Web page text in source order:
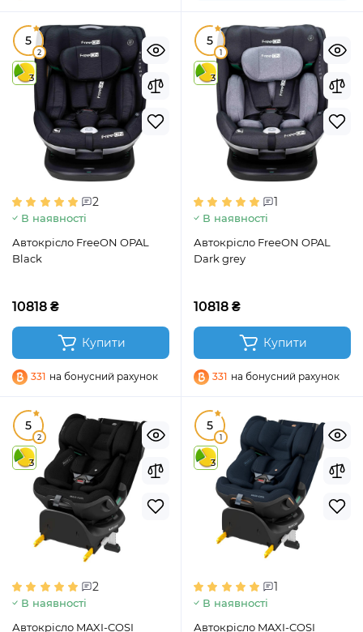
5
2
3
2
В наявності
Автокрісло FreeON OPAL
Black
10818 ₴
Купити
331 на бонусний рахунок
5
1
3
1
В наявності
Автокрісло FreeON OPAL
Dark grey
10818 ₴
Купити
331 на бонусний рахунок
5
2
3
2
В наявності
Автокрісло MAXI-COSI
5
1
3
1
В наявності
Автокрісло MAXI-COSI